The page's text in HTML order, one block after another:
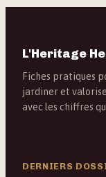
L'Heritage
Fiches pratiques
jardiner et
avec les chiffres
DERNIERS